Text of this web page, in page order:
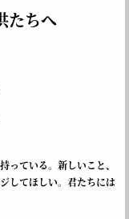
たちへ
っている。新しいこと、
してほしい。君たちには